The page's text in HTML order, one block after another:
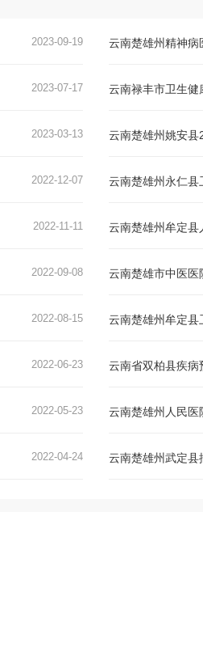
2023-09-19 云南楚雄州精神
2023-07-17 云南禄丰市卫生
2023-03-13 云南楚雄州姚安
2022-12-07 云南楚雄州永仁
2022-11-11 云南楚雄州牟定县
2022-09-08 云南楚雄市中医
2022-08-15 云南楚雄州牟定
2022-06-23 云南省双柏县疾
2022-05-23 云南楚雄州人民
2022-04-24 云南楚雄州武定县